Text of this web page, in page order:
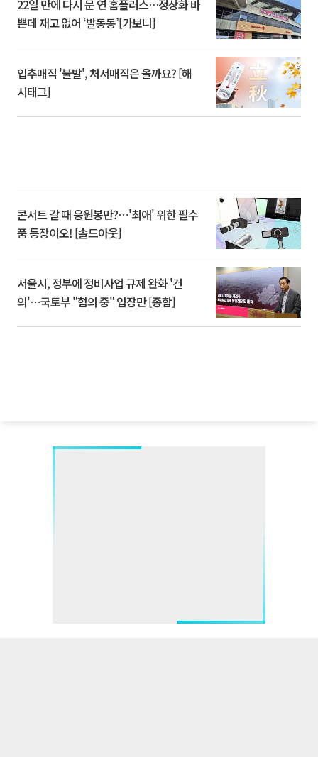
22일 만에 다시 문 연 홈플러스…정상화 바
쁜데 재고 없어 ‘발동동’[가보니]
입추매직 '불발', 처서매직은 올까요? [해
시태그]
콘서트 갈 때 응원봉만?⋯'최애' 위한 필수
품 등장이오! [솔드아웃]
서울시, 정부에 정비사업 규제 완화 '건
의'⋯국토부 "협의 중" 입장만 [종합]